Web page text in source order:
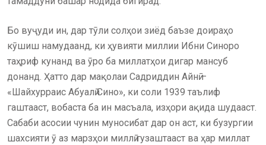
Бо вуҷуди ин, дар тӯли солҳои зиёд баъзе доираҳо
кӯшиш намудаанд, ки ҳувияти миллии Ибни Синоро
таҳриф кунанд ва ӯро ба миллатҳои дигар мансуб
донанд. Ҳатто дар мақолаи Садриддин Айнӣ –
«Шайхурраис Абуалӣ Сино», ки соли 1939 таълиф
гаштааст, вобаста ба ин масъала, изҳори ақида шудааст.
Сабаби асосии чунин муносибат дар он аст, ки бузургии
шахсияти ӯ аз марзҳои миллӣ гузаштааст ва ҳар миллат